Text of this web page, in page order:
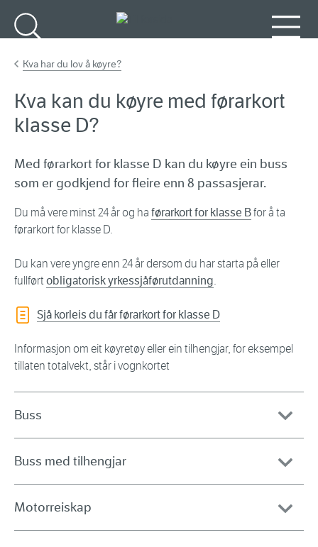
Kva har du lov å køyre?
Kva kan du køyre med førarkort
klasse D?
Med førarkort for klasse D kan du køyre ein buss
som er godkjend for fleire enn 8 passasjerar.
Du må vere minst 24 år og ha førarkort for klasse Bfor å ta
førarkort for klasse D.
Du kan vere yngre enn 24 år dersom du har starta på eller
fullførtobligatorisk yrkessjåførutdanning.
Sjå korleis du får førarkort for klasse D
Informasjon om eit køyretøy eller ein tilhengjar, for eksempel
tillaten totalvekt, står i vognkortet
Buss
Buss med tilhengjar
Motorreiskap